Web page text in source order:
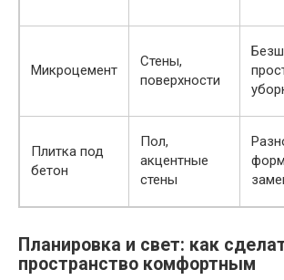
Микроцемент
Стены,
поверхности
Плитка под
бетон
Пол,
акцентные
стены
Планировка и свет: как
пространство комфортным